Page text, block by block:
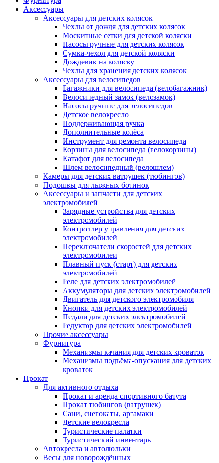
Аксессуары
Аксессуары для детских колясок
Чехлы от дождя для детских колясок
Москитные сетки для детской коляски
Насосы ручные для детских колясок
Сумка-чехол для детской коляски
Дождевик на коляску
Чехлы для хранения детских колясок
Аксессуары для велосипедов
Багажники для велосипеда (велобагажник)
Велосипедный замок (велозамок)
Насосы ручные для велосипедов
Детское велокресло
Поддерживающая ручка
Дополнительные колёса
Инструмент для ремонта велосипеда
Корзины для велосипеда (велокорзины)
Катафот для велосипеда
Шлем велосипедный (велошлем)
Камеры для детских ватрушек (тюбингов)
Подошвы для лыжных ботинок
Аксессуары и запчасти для детских
электромобилей
Зарядные устройства для детских
электромобилей
Контроллер управления для детских
электромобилей
Переключатели скоростей для детских
электромобилей
Плавный пуск (старт) для детских
электромобилей
Реле для детских электромобилей
Аккумуляторы для детских электромобилей
Двигатель для детского электромобиля
Кнопки для детских электромобилей
Педали для детских электромобилей
Редуктор для детских электромобилей
Прочие аксессуары
Фурнитура
Механизмы качания для детских кроваток
Механизмы подъёма-опускания для детских
кроваток
Прокат
Для активного отдыха
Прокат и аренда спортивного батута
Прокат тюбингов (ватрушек)
Сани, снегокаты, аргамаки
Детские велокресла
Туристические палатки
Туристический инвентарь
Автокресла и автолюльки
Весы для новорождённых